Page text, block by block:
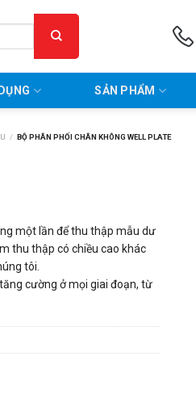
SẢN PHẨM
/ BỘ PHÂN PHỐI CHÂN KHÔNG WELL PLATE
một lần để thu thập mẫu dư
thu thập có chiều cao khác
tôi.
cường ở mọi giai đoạn, từ